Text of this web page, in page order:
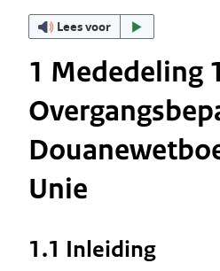
Lees voor
1 Mededeling 1
Unie
1.1 Inleiding